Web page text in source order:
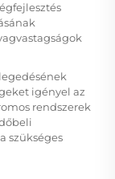
igényel az
rendszerek
szükséges